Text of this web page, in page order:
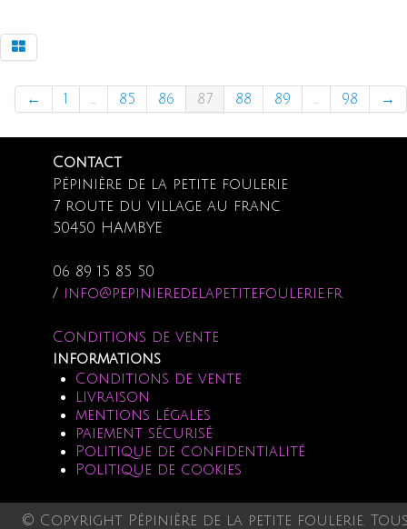
← 1 ... 85 86 87 88 89 ... 98 →
Contact
Pépinière de la petite foulerie
7 route du village au franc
50450 HAMBYE
06 89 15 85 50
/ info@pepinieredelapetitefoulerie.fr
Conditions de vente
informations
Conditions de vente
livraison
mentions légales
paiement sécurisé
Politique de confidentialité
Politique de cookies
© Copyright Pépinière de la petite foulerie.